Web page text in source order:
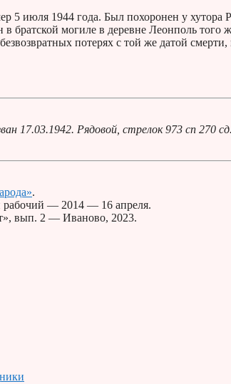
5 июля 1944 года. Был похоронен у хутора
братской могиле в деревне Леонполь того
потерях с той же датой смерти,
Рядовой, стрелок 973 сп 270
.
рабочий — 2014 — 16 апреля.
вып. 2 — Иваново, 2023.